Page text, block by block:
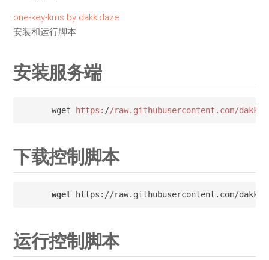
one-key-kms by dakkidaze
安装和运行脚本
安装服务端
wget https: //raw.githubusercontent.com/
下载控制脚本
wget https://raw.githubusercontent.com/
运行控制脚本